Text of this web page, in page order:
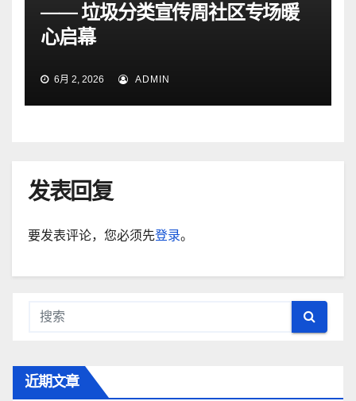
—— 垃圾分类宣传周社区专场暖
心启幕
6月 2, 2026 ADMIN
发表回复
要发表评论，您必须先登录。
近期文章